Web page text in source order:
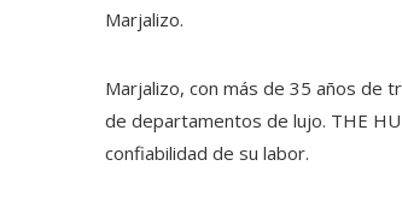
Marjalizo.
Marjalizo, con más de 35 años de
de departamentos de lujo. THE
confiabilidad de su labor.